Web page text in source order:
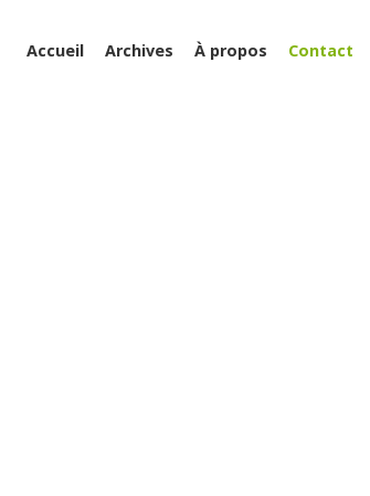
Accueil Archives À propos Contact